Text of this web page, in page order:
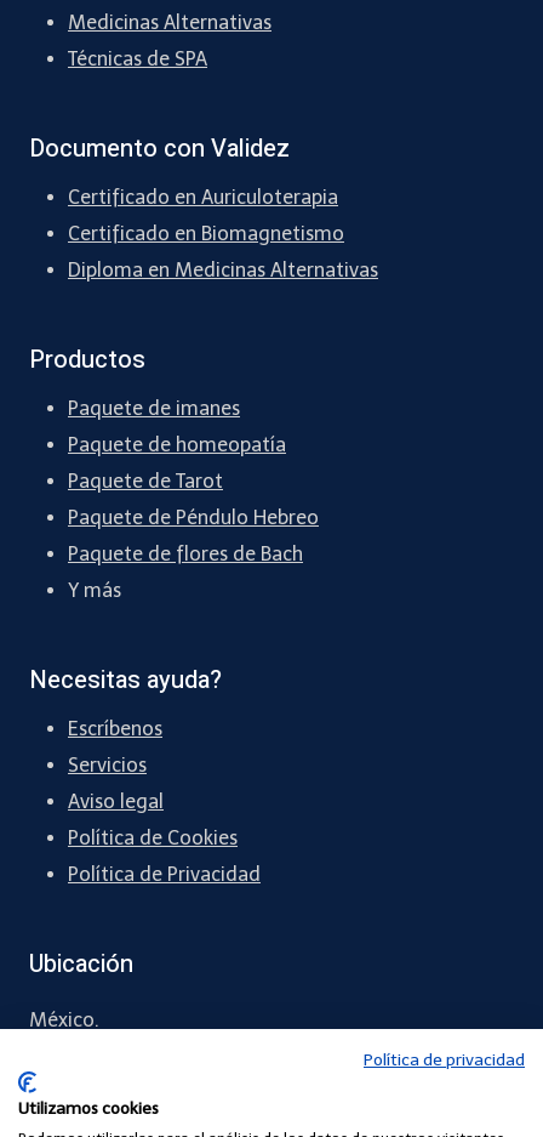
Medicinas Alternativas
Técnicas de SPA
Documento con Validez
Certificado en Auriculoterapia
Certificado en Biomagnetismo
Diploma en Medicinas Alternativas
Productos
Paquete de imanes
Paquete de homeopatía
Paquete de Tarot
Paquete de Péndulo Hebreo
Paquete de flores de Bach
Y más
Necesitas ayuda?
Escríbenos
Servicios
Aviso legal
Política de Cookies
Política de Privacidad
Ubicación
México.
55 5461 1288
contacto@chapingreen.com
Política de privacidad
Utilizamos cookies